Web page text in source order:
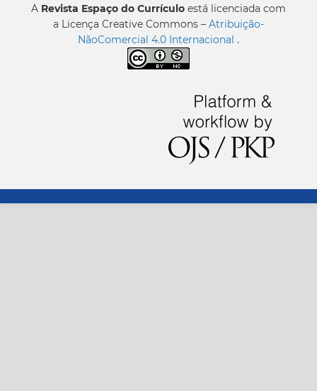
A Revista Espaço do Currículo está licenciada com
a Licença Creative Commons – Atribuição-
NãoComercial 4.0 Internacional .